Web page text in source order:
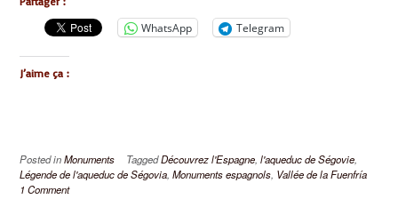
WhatsApp Telegram
J’aime ça :
Posted inMonuments TaggedDécouvrez l'Espagne, l'aqueduc de Ségovie,
Légende de l'aqueduc de Ségovia, Monuments espagnols, Vallée de la Fuenfría
1 Comment